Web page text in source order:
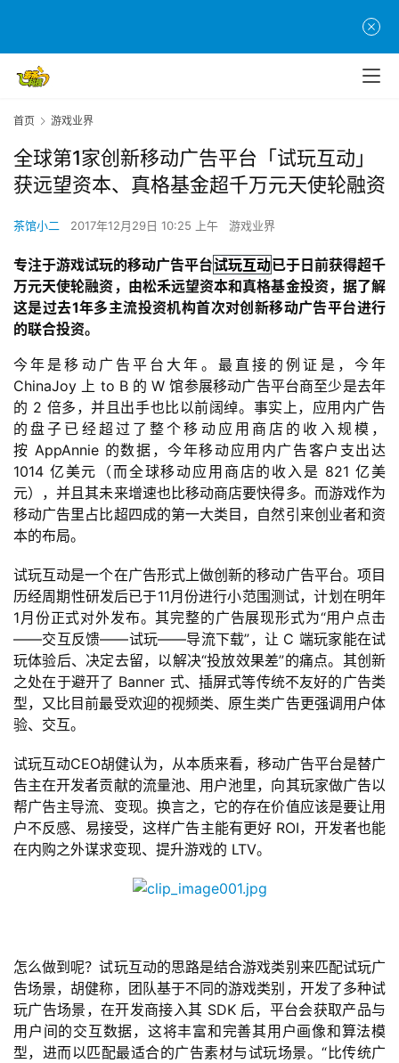
首
页
游
戏
业
界
首页 游戏业界
全球第1家创新移动广告平台「试玩互动」
获远望资本、真格基金超千万元天使轮融资
茶馆小二 2017年12月29日 10:25 上午 游戏业界
专注于游戏试玩的移动广告平台试玩互动已于日前获得超千
万元天使轮融资，由松禾远望资本和真格基金投资，据了解
这是过去1年多主流投资机构首次对创新移动广告平台进行
的联合投资。
今年是移动广告平台大年。最直接的例证是，今年
ChinaJoy 上 to B 的 W 馆参展移动广告平台商至少是去年
的 2 倍多，并且出手也比以前阔绰。事实上，应用内广告
的盘子已经超过了整个移动应用商店的收入规模，
按 AppAnnie 的数据，今年移动应用内广告客户支出达
1014 亿美元（而全球移动应用商店的收入是 821 亿美
元），并且其未来增速也比移动商店要快得多。而游戏作为
移动广告里占比超四成的第一大类目，自然引来创业者和资
本的布局。
试玩互动是一个在广告形式上做创新的移动广告平台。项目
历经周期性研发后已于11月份进行小范围测试，计划在明年
1月份正式对外发布。其完整的广告展现形式为“用户点击
——交互反馈——试玩——导流下载”，让 C 端玩家能在试
玩体验后、决定去留，以解决“投放效果差”的痛点。其创新
之处在于避开了 Banner 式、插屏式等传统不友好的广告类
型，又比目前最受欢迎的视频类、原生类广告更强调用户体
验、交互。
试玩互动CEO胡健认为，从本质来看，移动广告平台是替广
告主在开发者贡献的流量池、用户池里，向其玩家做广告以
帮广告主导流、变现。换言之，它的存在价值应该是要让用
户不反感、易接受，这样广告主能有更好 ROI，开发者也能
在内购之外谋求变现、提升游戏的 LTV。
怎么做到呢？试玩互动的思路是结合游戏类别来匹配试玩广
告场景，胡健称，团队基于不同的游戏类别，开发了多种试
玩广告场景，在开发商接入其 SDK 后，平台会获取产品与
用户间的交互数据，这将丰富和完善其用户画像和算法模
型，进而以匹配最适合的广告素材与试玩场景。“ 比传统广